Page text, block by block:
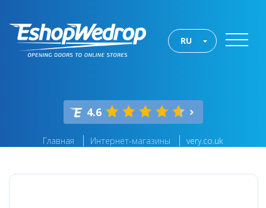
RU
4.6
Главная Интернет-магазины very.co.uk